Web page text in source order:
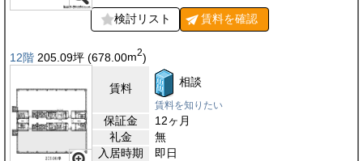
検討リスト 賃料を確認
12階 205.09坪 (678.00m2)
賃料 相談
賃料を知りたい
保証金
12ヶ月
礼金
無
入居時期
即日